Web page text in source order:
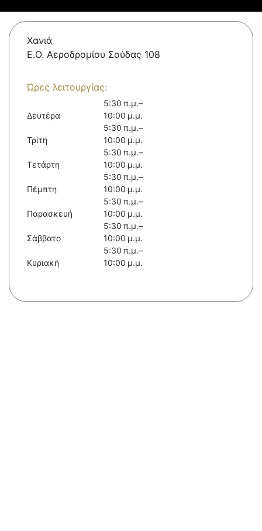
Χανιά
Ε.Ο. Αεροδρομίου Σούδας 108
Ώρες λειτουργίας:
Δευτέρα
5:30 π.μ.–
10:00 μ.μ.
Τρίτη
5:30 π.μ.–
10:00 μ.μ.
Τετάρτη
5:30 π.μ.–
10:00 μ.μ.
Πέμπτη
5:30 π.μ.–
10:00 μ.μ.
Παρασκευή
5:30 π.μ.–
10:00 μ.μ.
Σάββατο
5:30 π.μ.–
10:00 μ.μ.
Κυριακή
5:30 π.μ.–
10:00 μ.μ.